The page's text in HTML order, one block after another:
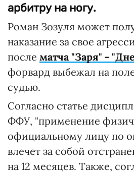
арбитру на ногу.
Роман Зозуля может
наказание за свое
после матча "Заря" -
форвард выбежал на
судью.
Согласно статье
ФФУ, "применение
официальному лицу по
влечет за собой
на 12 месяцев. Также,